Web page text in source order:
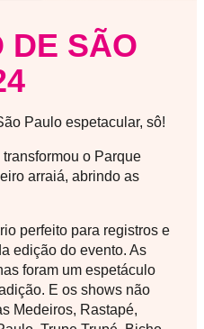
DE SÃO
Paulo espetacular, sô!
o Parque
arraiá, abrindo as
perfeito para registros e
edição do evento. As
foram um espetáculo
E os shows não
Medeiros, Rastapé,